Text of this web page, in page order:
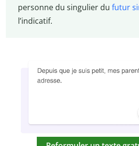
personne du singulier du futur
l’indicatif.